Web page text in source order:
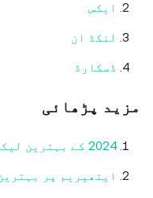
ایکس
لنکڈ ان
ڈسکارڈ
مزید پڑھائی
2024 کے بہترین لیکوئیڈ ری سٹیکنگ پروٹوکولز
ایتھیریم پر